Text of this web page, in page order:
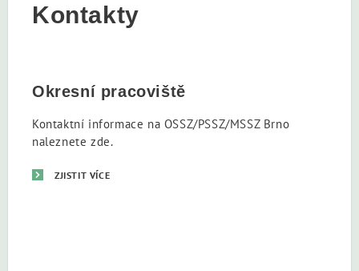
Kontakty
Okresní pracoviště
Kontaktní informace na OSSZ/PSSZ/MSSZ Brno
naleznete zde.
ZJISTIT VÍCE